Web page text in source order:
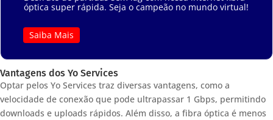
óptica super rápida. Seja o campeão no mundo virtual!
Saiba Mais
Vantagens dos Yo Services
Optar pelos Yo Services traz diversas vantagens, como a
velocidade de conexão que pode ultrapassar 1 Gbps, permitindo
downloads e uploads rápidos. Além disso, a fibra óptica é menos